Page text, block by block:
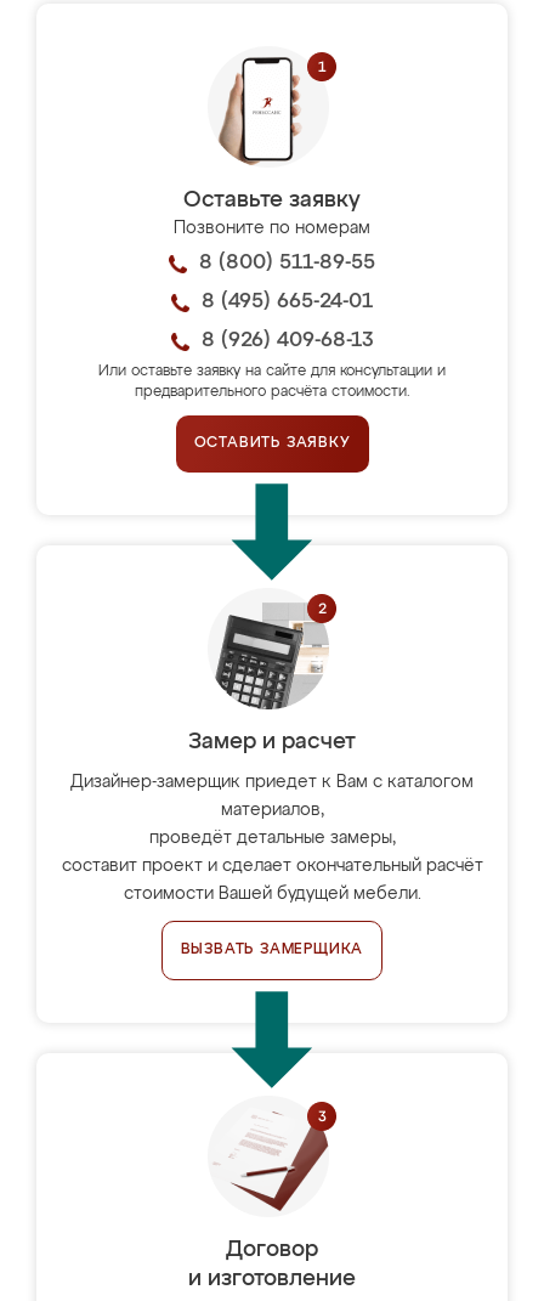
Оставьте заявку
Позвоните по номерам
8 (800) 511-89-55
8 (495) 665-24-01
8 (926) 409-68-13
Или оставьте заявку на сайте для консультации и
предварительного расчёта стоимости.
ОСТАВИТЬ ЗАЯВКУ
Замер и расчет
Дизайнер-замерщик приедет к Вам с каталогом
материалов,
проведёт детальные замеры,
составит проект и сделает окончательный расчёт
стоимости Вашей будущей мебели.
ВЫЗВАТЬ ЗАМЕРЩИКА
Договор
и изготовление